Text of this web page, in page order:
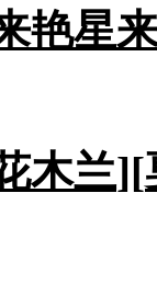
艳星
木兰][